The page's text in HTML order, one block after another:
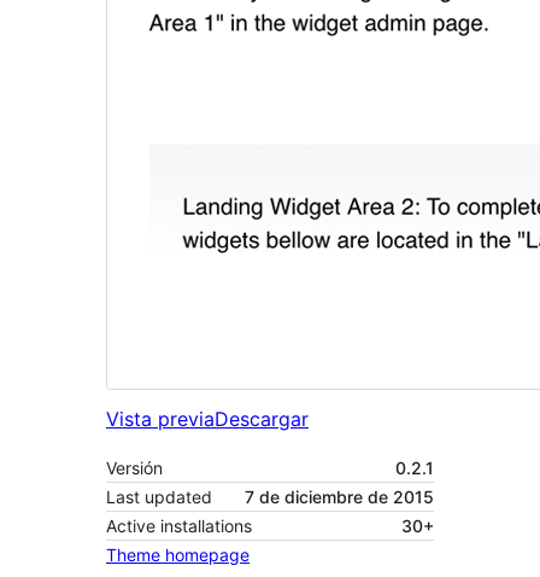
Vista previaDescargar
Versión
0.2.1
Last updated
7 de diciembre de 2015
Active installations
30+
Theme homepage